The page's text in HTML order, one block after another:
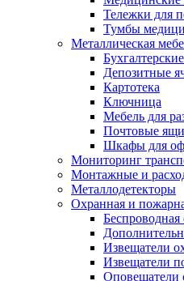
Тележки для
Тумбы
Металлическая
Депозитные
Картотека
Ключница
Мебель для
Почтовые
Шкафы для
Мониторинг
Монтажные и
Металлодетекторы
Охранная и
Беспроводная
Извещатели
Извещатели
Оповещатели